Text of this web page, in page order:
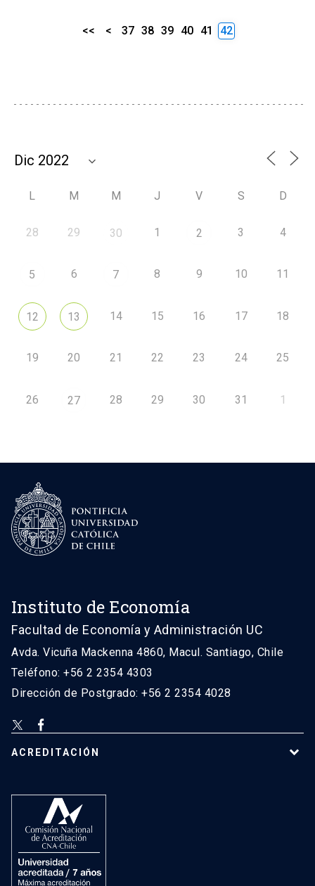
<< < 37 38 39 40 41 42
L M M J V S D
28 29 30 1 2 3 4
5 6 7 8 9 10 11
12 13 14 15 16 17 18
19 20 21 22 23 24 25
26 27 28 29 30 31 1
Instituto de Economía
Facultad de Economía y Administración UC
Avda. Vicuña Mackenna 4860, Macul. Santiago, Chile
Teléfono: +56 2 2354 4303
Dirección de Postgrado: +56 2 2354 4028
ACREDITACIÓN